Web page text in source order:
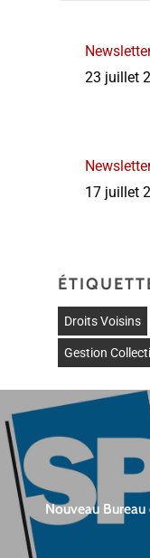
23 juillet
17 juillet
Droits Voisins
Gestion
Nouveau